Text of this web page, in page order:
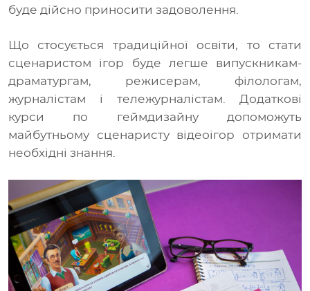
буде дійсно приносити задоволення.
Що стосується традиційної освіти, то стати
сценаристом ігор буде легше випускникам-
драматургам, режисерам, філологам,
журналістам і тележурналістам. Додаткові
курси по геймдизайну допоможуть
майбутньому сценаристу відеоігор отримати
необхідні знання.